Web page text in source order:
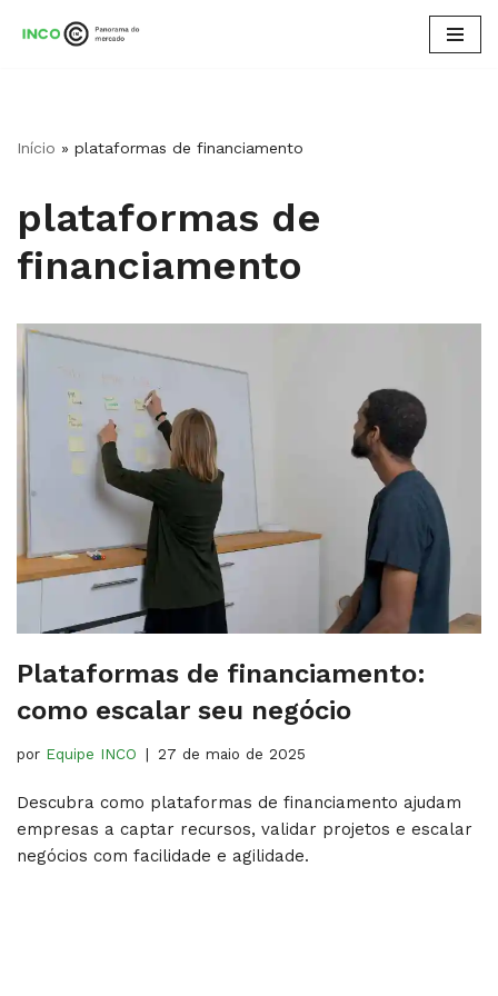
conteúdo
Início » plataformas de financiamento
plataformas de
financiamento
Plataformas de financiamento:
como escalar seu negócio
por Equipe INCO 27 de maio de 2025
Descubra como plataformas de financiamento ajudam
empresas a captar recursos, validar projetos e escalar
negócios com facilidade e agilidade.